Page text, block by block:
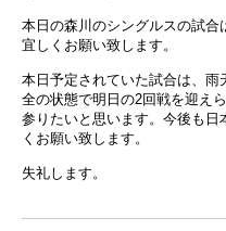
本日の森川のシングルスの試合
宜しくお願い致します。
本日予定されていた試合は、
全の状態で明日の2回戦を迎え
参りたいと思います。今後も日
くお願い致します。
失礼します。